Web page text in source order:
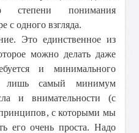
степени понимания
с одного взгляда.
Это единственное из
можно делать даже
и минимального
лишь самый минимум
и внимательности (с
с которыми мы
его очень проста. Надо